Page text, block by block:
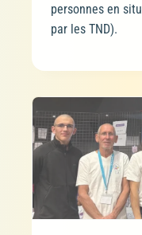
personnes en
par les TND).